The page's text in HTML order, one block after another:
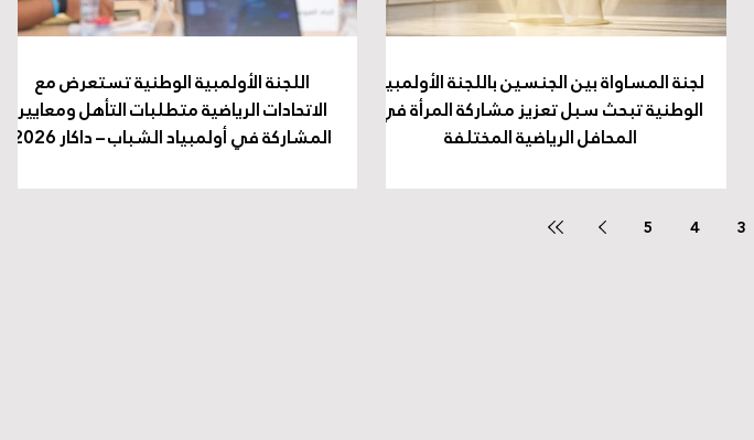
لجنة المساواة بين الجنسين باللجنة الأولمبية
الوطنية تبحث سبل تعزيز مشاركة المرأة في
المحافل الرياضية المختلفة
اللجنة الأولمبية الوطنية تستعرض مع
الاتحادات الرياضية متطلبات التأهل ومعايير
المشاركة في أولمبياد الشباب – داكار 2026
3
4
5